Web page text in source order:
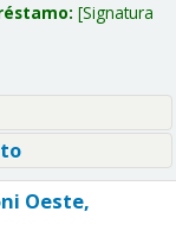
Signatura
Oeste,